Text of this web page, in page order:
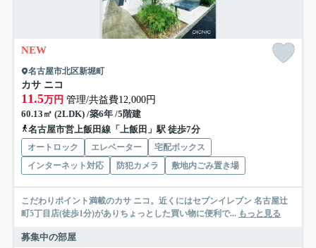
NEW
名古屋市北区新堀町
カサ ニコ
11.5万円 管理/共益費12,000円
60.13㎡ (2LDK) /築6年 /5階建
名古屋市営上飯田線「上飯田」駅 徒歩7分
オートロック エレベーター
宅配ボックス
インターネット対応
防犯カメラ 敷地内ごみ置き場
こだわりポイント満載のカサ ニコ。近くにはセブンイレブン 名古屋辻
町5丁目店(徒歩1分)がありちょっとした買い物に便利で... もっと見る
募集中の部屋